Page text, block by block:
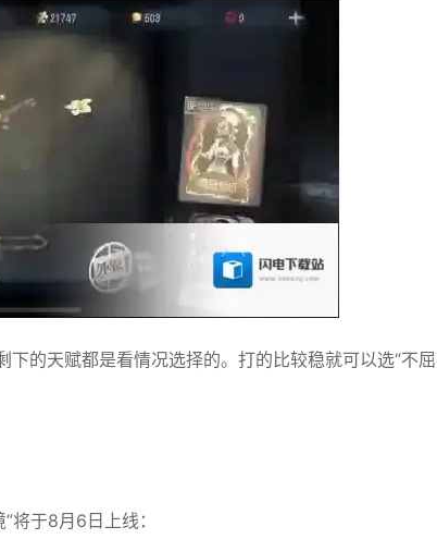
的天赋都是看情况选择的。打的比较稳就可以选“不
将于8月6日上线：